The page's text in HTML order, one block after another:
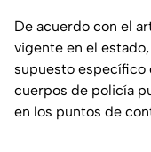
De acuerdo con el
vigente en el
supuesto específico
cuerpos de policía
en los puntos de